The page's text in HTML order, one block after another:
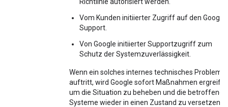
Vom Kunden initiierter Zugriff auf den Google-
Support.
Von Google initiierter Supportzugriff zum
Schutz der Systemzuverlässigkeit.
Wenn ein solches internes technisches Problem
auftritt, wird Google sofort Maßnahmen
um die Situation zu beheben und die betroffenen
Systeme wieder in einen Zustand zu versetzen,